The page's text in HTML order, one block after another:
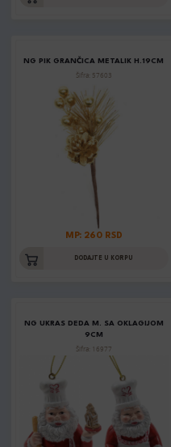
NG PIK GRANČICA METALIK H.19CM
Šifra: 57603
MP: 260 RSD
DODAJTE U KORPU
NG UKRAS DEDA M. SA OKLAGIJOM
9CM
Šifra: 16977